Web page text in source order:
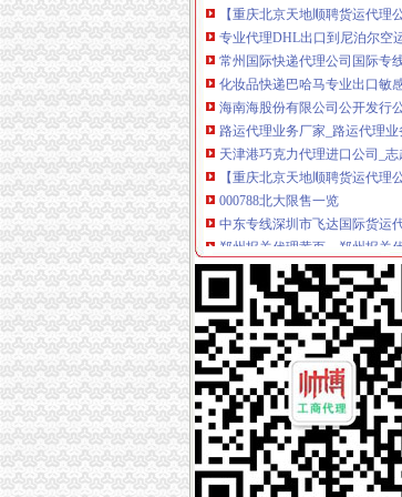
专业代理DHL出口到尼泊尔
常州国际快递代理公司国际专
化妆品快递巴哈马专业出口敏
海南海股份有限公司公开发行
路运代理业务厂家_路运代理业
天津港巧克力代理进口公司_志
【重庆北京天地顺聘货运代理
000788北大限售一览
中东专线深圳市飞达国际货运
郑州报关代理黄页、郑州报关
国内速递代理厂家_国内速递代
第45页装货货代公司装货货运
海haiyao品牌代理招商-招商加
中原地产免中介费家代理“重庆
中原地产免中介费家代理“重
重庆地铁隧道项目引进盾构机
重庆恒信天地房地产代理有限
重庆市衣服快递到爱尔兰价格
关于公布国际货物运输代理企
重庆易亿服装贸易有限公司,主
比利时PP保险杠进口清关代理